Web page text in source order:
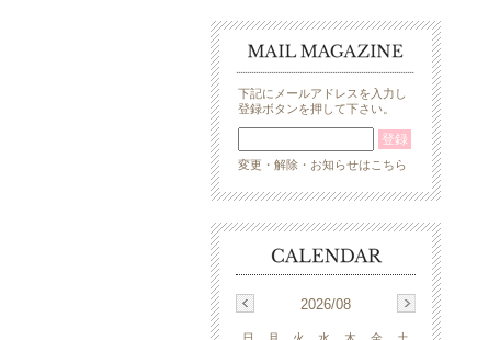
下記にメールアドレスを入力し
登録ボタンを押して下さい。
変更・解除・お知らせはこちら
2026/08